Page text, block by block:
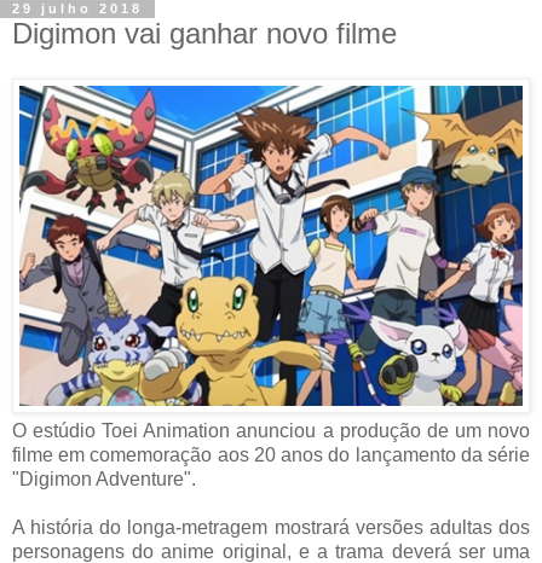
29 julho 2018
Digimon vai ganhar novo filme
O estúdio Toei Animation anunciou a produção de um novo
filme em comemoração aos 20 anos do lançamento da série
"Digimon Adventure".
A história do longa-metragem mostrará versões adultas dos
personagens do anime original, e a trama deverá ser uma